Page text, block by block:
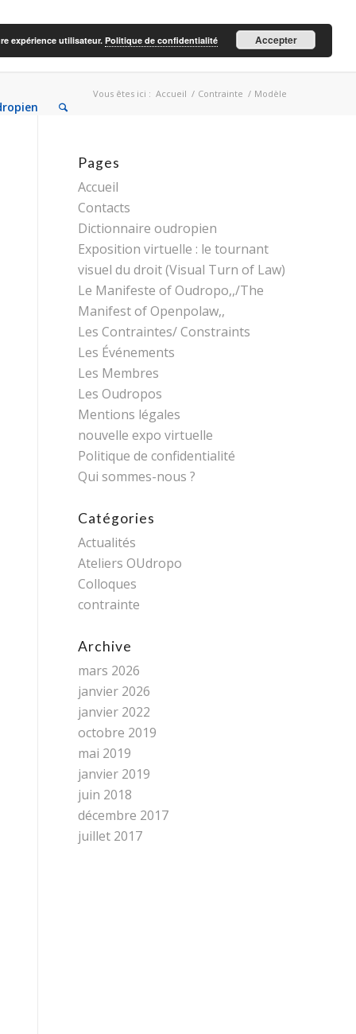
Vous êtes ici : Accueil / Contrainte / Modèle
Pages
Accueil
Contacts
Dictionnaire oudropien
Exposition virtuelle : le tournant
visuel du droit (Visual Turn of Law)
Le Manifeste of Oudropo,,/The
Manifest of Openpolaw,,
Les Contraintes/ Constraints
Les Événements
Les Membres
Les Oudropos
Mentions légales
nouvelle expo virtuelle
Politique de confidentialité
Qui sommes-nous ?
Catégories
Actualités
Ateliers OUdropo
Colloques
contrainte
Archive
mars 2026
janvier 2026
janvier 2022
octobre 2019
mai 2019
janvier 2019
juin 2018
décembre 2017
juillet 2017
expérience utilisateur. Politique de confidentialité Accepter